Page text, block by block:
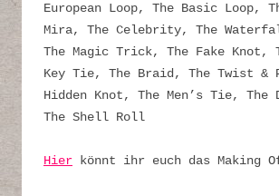
European Loop, The Basic Loop,
Mira, The Celebrity, The
The Magic Trick, The Fake Knot,
Key Tie, The Braid, The Twist &
Hidden Knot, The Men’s Tie, The
The Shell Roll
Hier könnt ihr euch das Making